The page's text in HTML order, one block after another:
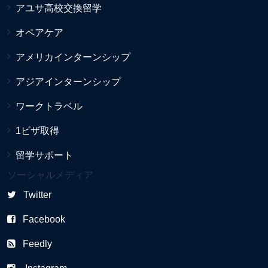
アユサ高校交換留学
オペアケア
アメリカインターンシップ
アジアインターンシップ
ワークトラベル
1ビザ取得
留学サポート
ソーシャルメディア
Twitter
Facebook
Feedly